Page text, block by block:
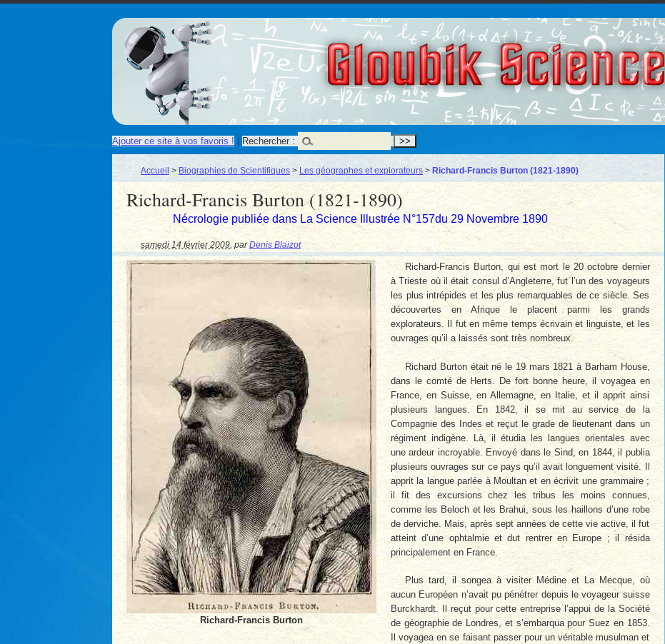
Gloubik Sciences
Ajouter ce site à vos favoris ! | Rechercher :
Accueil > Biographies de Scientifiques > Les géographes et explorateurs > Richard-Francis Burton (1821-1890)
Richard-Francis Burton (1821-1890)
Nécrologie publiée dans La Science Illustrée N°157du 29 Novembre 1890
samedi 14 février 2009, parDenis Blaizot
Richard-Francis Burton
Richard-Francis Burton, qui est mort le 20 octobre dernier
à Trieste où il était consul d’Angleterre, fut l’un des voyageurs
les plus intrépides et les plus remarquables de ce siècle. Ses
découvertes en Afrique le placent parmi les grands
explorateurs. Il fut en même temps écrivain et linguiste, et les
ouvrages qu’il a laissés sont très nombreux.
Richard Burton était né le 19 mars 1821 à Barham­ House,
dans le comté de Herts. De fort bonne heure, il voyagea en
France, en Suisse, en Allemagne, en Italie, et il apprit ainsi
plusieurs langues. En 1842, il se mit au service de la
Compagnie des Indes et reçut le grade de lieutenant dans un
régiment indigène. Là, il étudia les langues orientales avec
une ardeur incroyable. Envoyé dans le Sind, en 1844, il publia
plusieurs ouvrages sur ce pays qu’il avait longuement visité. Il
apprit la langue parlée à Moultan et en écrivit une grammaire ;
il fit des excursions chez les tribus les moins connues,
comme les Beloch et les Brahui, sous les haillons d’une robe
de derviche. Mais, après sept années de cette vie active, il fut
atteint d’une ophtalmie et dut rentrer en Europe ; il résida
principalement en France.
Plus tard, il songea à visiter Médine et La Mecque, où
aucun Européen n’avait pu pénétrer depuis le voyageur suisse
Burckhardt. Il reçut pour cette entreprise l’appui de la Société
de géographie de Londres, et s’embarqua pour Suez en 1853.
Il voyagea en se faisant passer pour un véritable musulman et